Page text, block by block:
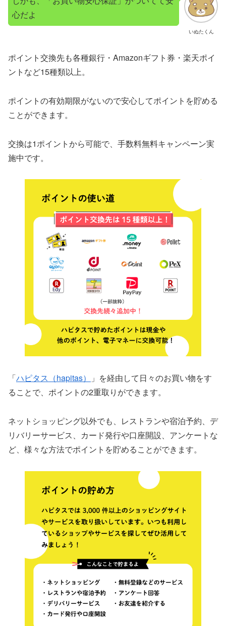
いぬたくん
心だよ
ポイント交換先も各種銀行・Amazonギフト券・楽天ポイ
ントなど15種類以上。
ポイントの有効期限がないので安心してポイントを貯める
ことができます。
交換は1ポイントから可能で、手数料無料キャンペーン実
施中です。
「ハピタス（hapitas）
」を経由して日々のお買い物をす
ることで、ポイントの2重取りができます。
ネットショッピング以外でも、レストランや宿泊予約、デ
リバリーサービス、カード発行や口座開設、アンケートな
ど、様々な方法でポイントを貯めることができます。